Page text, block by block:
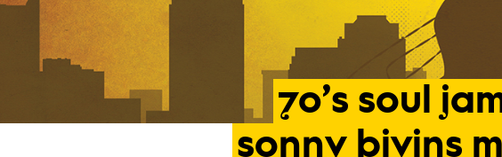
70’s soul
sonny bivins